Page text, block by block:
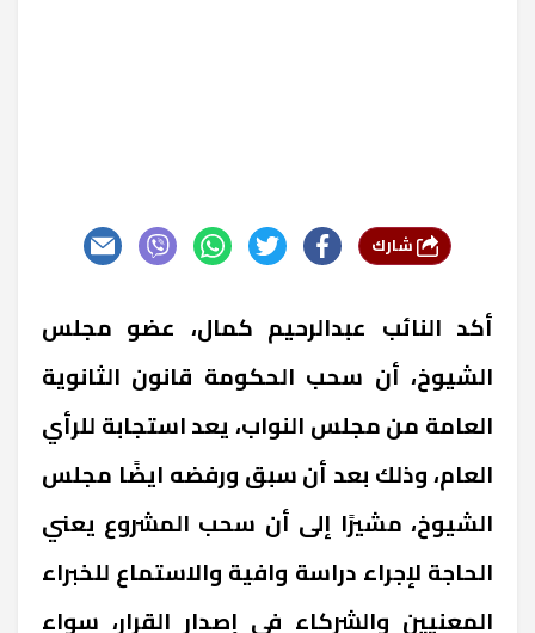
أكد النائب عبدالرحيم كمال، عضو مجلس
الشيوخ، أن سحب الحكومة قانون الثانوية
العامة من مجلس النواب، يعد استجابة للرأي
العام، وذلك بعد أن سبق ورفضه ايضًا مجلس
الشيوخ، مشيرًا إلى أن سحب المشروع يعني
الحاجة لإجراء دراسة وافية والاستماع للخبراء
المعنيين والشركاء في إصدار القرار، سواء